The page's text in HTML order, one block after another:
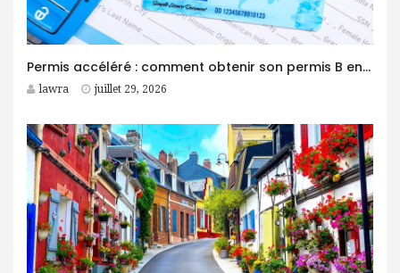
Permis accéléré : comment obtenir son permis B en moins d’un mois ?
lawra juillet 29, 2026